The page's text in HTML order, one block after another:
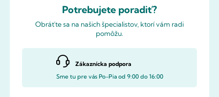
Potrebujete poradiť?
Obráťte sa na našich špecialistov, ktorí vám radi
pomôžu.
Zákaznícka podpora
Sme tu pre vás Po-Pia od 9:00 do 16:00